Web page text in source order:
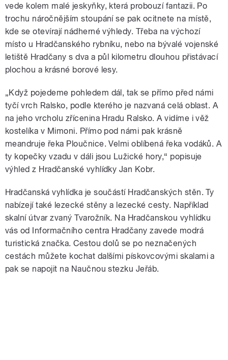
vede kolem malé jeskyňky, která probouzí fantazii. Po
trochu náročnějším stoupání se pak ocitnete na místě,
kde se otevírají nádherné výhledy. Třeba na výchozí
místo u Hradčanského rybníku, nebo na bývalé vojenské
letiště Hradčany s dva a půl kilometru dlouhou přistávací
plochou a krásné borové lesy.
„Když pojedeme pohledem dál, tak se přímo před námi
tyčí vrch Ralsko, podle kterého je nazvaná celá oblast. A
na jeho vrcholu zřícenina Hradu Ralsko. A vidíme i věž
kostelíka v Mimoni. Přímo pod námi pak krásně
meandruje řeka Ploučnice. Velmi oblíbená řeka vodáků. A
ty kopečky vzadu v dáli jsou Lužické hory,“ popisuje
výhled z Hradčanské vyhlídky Jan Kobr.
Hradčanská vyhlídka je součástí Hradčanských stěn. Ty
nabízejí také lezecké stěny a lezecké cesty. Například
skalní útvar zvaný Tvarožník. Na Hradčanskou vyhlídku
vás od Informačního centra Hradčany zavede modrá
turistická značka. Cestou dolů se po neznačených
cestách můžete kochat dalšími pískovcovými skalami a
pak se napojit na Naučnou stezku Jeřáb.